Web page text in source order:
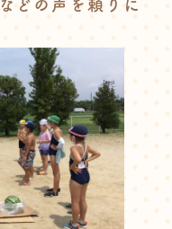
どの声を頼りに